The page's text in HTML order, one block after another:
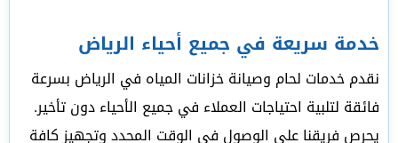
خدمة سريعة في جميع أحياء الرياض
نقدم خدمات لحام وصيانة خزانات المياه في الرياض بسرعة
فائقة لتلبية احتياجات العملاء في جميع الأحياء دون تأخير.
يحرص فريقنا على الوصول في الوقت المحدد وتجهيز كافة